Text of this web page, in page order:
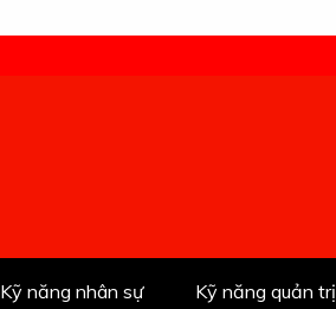
Kỹ năng nhân sự Kỹ năng quản trị